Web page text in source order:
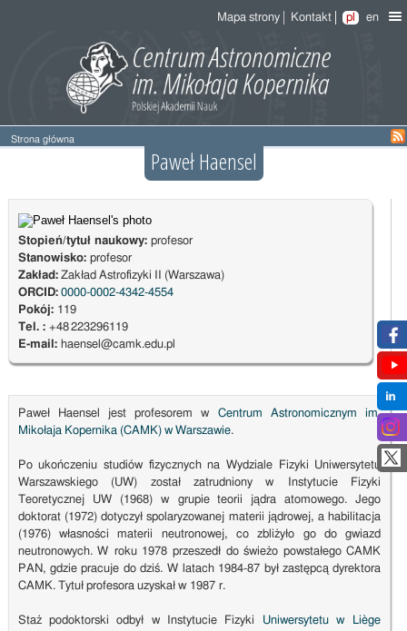
Mapa strony Kontakt pl en
Strona główna
Paweł Haensel
Stopień/tytuł naukowy: profesor
Stanowisko: profesor
Zakład:Zakład Astrofizyki II (Warszawa)
ORCID: 0000-0002-4342-4554
Pokój: 119
Tel. : +48 223296119
E-mail: haensel@camk.edu.pl
Paweł Haensel jest profesorem wCentrum Astronomicznym im.
Mikołaja Kopernika (CAMK) w Warszawie.
Po ukończeniu studiów fizycznych na Wydziale Fizyki Uniwersytetu
Warszawskiego (UW) został zatrudniony w Instytucie Fizyki
Teoretycznej UW (1968) w grupie teorii jądra atomowego. Jego
doktorat (1972) dotyczył spolaryzowanej materii jądrowej, a habilitacja
(1976) własności materii neutronowej, co zbliżyło go do gwiazd
neutronowych. W roku 1978 przeszedł do świeżo powstałego CAMK
PAN, gdzie pracuje do dziś. W latach 1984-87 był zastępcą dyrektora
CAMK. Tytuł profesora uzyskał w 1987 r.
Staż podoktorski odbył w Instytucie Fizyki
Uniwersytetu w Liège